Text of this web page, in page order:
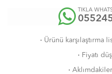
TIKLA
· Ürünü karşılaştırma
· Fiyatı
·